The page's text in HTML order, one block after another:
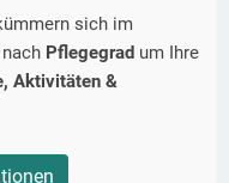
sich im
Pflegegrad um Ihre
Aktivitäten &